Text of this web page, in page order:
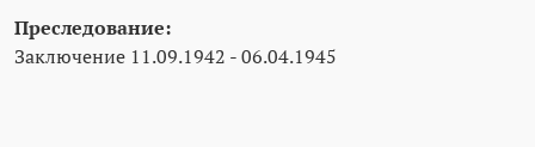
Преследование:
Заключение 11.09.1942 - 06.04.1945